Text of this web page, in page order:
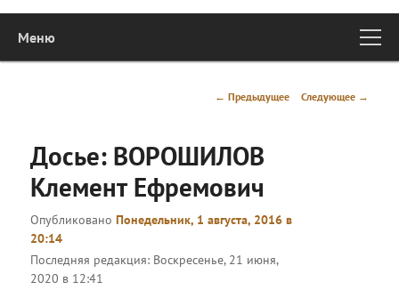
Меню
Post
← Предыдущее Следующее →
Досье: ВОРОШИЛОВ
Клемент Ефремович
ОпубликованоПонедельник, 1 августа, 2016 в
20:14
Последняя редакция: Воскресенье, 21 июня,
2020 в 12:41